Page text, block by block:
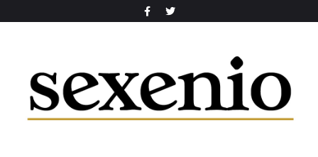
SEARCH THIS WEBSITE